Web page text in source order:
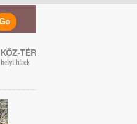
KÖZ-TÉR
helyi hírek